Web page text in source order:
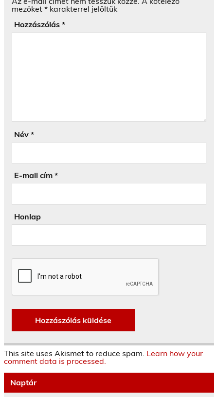
mezőket * karakterrel jelöltük
Hozzászólás *
Név *
E-mail cím *
Honlap
This site uses Akismet to reduce spam. Learn how your
comment data is processed.
Naptár